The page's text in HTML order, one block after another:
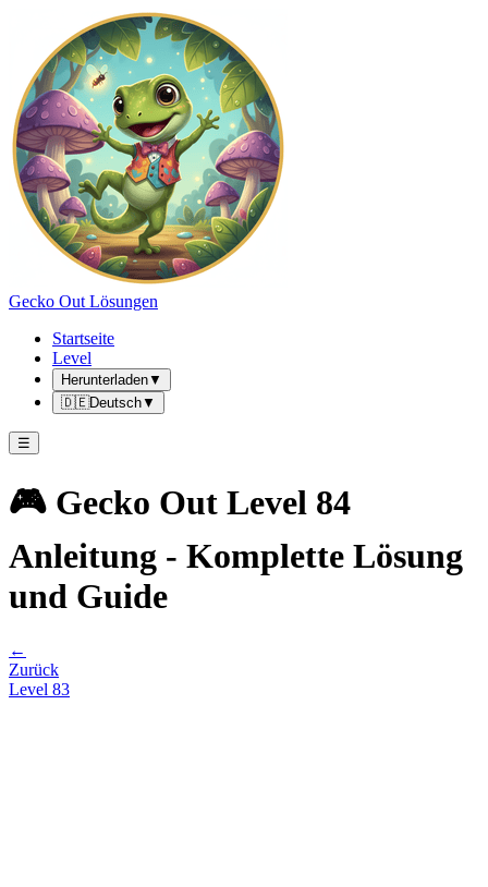
Gecko Out Lösungen
Startseite
Level
Herunterladen▼
🇩🇪Deutsch▼
☰
🎮 Gecko Out Level 84
Anleitung - Komplette Lösung
und Guide
←
Zurück
Level 83